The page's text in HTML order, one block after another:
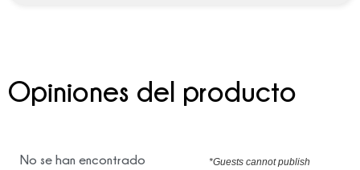
Opiniones del producto
No se han encontrado
*Guests cannot publish